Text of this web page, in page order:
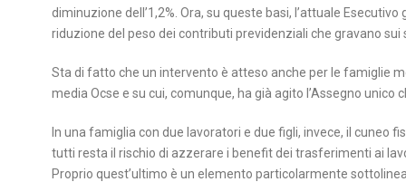
diminuzione dell’1,2%. Ora, su queste basi, l’attuale
riduzione del peso dei contributi previdenziali che gravano sui
Sta di fatto che un intervento è atteso anche per le famiglie
media Ocse e su cui, comunque, ha già agito l’Assegno
In una famiglia con due lavoratori e due figli, invece, il cuneo
tutti resta il rischio di azzerare i benefit dei trasferimenti ai
Proprio quest’ultimo è un elemento particolarmente